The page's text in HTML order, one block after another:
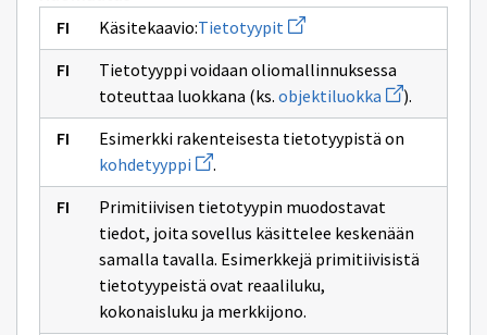
Käsitekaavio:Tietotyypit Avaa
uuden
ikkunan
sivulle
Tietotyypit
Tietotyyppi voidaan oliomallinnuksessa
toteuttaa luokkana (ks. objektiluokka Avaa
uuden
ikkunan
sivulle
).
Esimerkki rakenteisesta tietotyypistä on
kohdetyyppi Avaa
uuden
ikkunan
sivulle
kohdetyyppi
.
Primitiivisen tietotyypin muodostavat
tiedot, joita sovellus käsittelee keskenään
samalla tavalla. Esimerkkejä primitiivisistä
tietotyypeistä ovat reaaliluku,
kokonaisluku ja merkkijono.